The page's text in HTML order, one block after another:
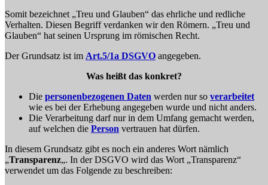
Somit bezeichnet „Treu und Glauben“ das ehrliche und redliche
Verhalten. Diesen Begriff verdanken wir den Römern. „Treu und
Glauben“ hat seinen Ursprung im römischen Recht.
Der Grundsatz ist im Art.5/1a DSGVO angegeben.
Was heißt das konkret?
Die personenbezogenen Daten werden nur so verarbeitet
wie es bei der Erhebung angegeben wurde und nicht anders.
Die Verarbeitung darf nur in dem Umfang gemacht werden,
auf welchen die Person vertrauen hat dürfen.
In diesem Grundsatz gibt es noch ein anderes Wort nämlich
„Transparenz„. In der DSGVO wird das Wort „Transparenz“
verwendet um das Folgende zu beschreiben: